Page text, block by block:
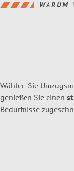
WARUM
Wählen Sie
genießen Sie einen
Bedürfnisse